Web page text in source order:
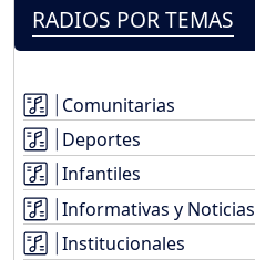
RADIOS POR TEMAS
Comunitarias
Deportes
Infantiles
Informativas y Noticias
Institucionales